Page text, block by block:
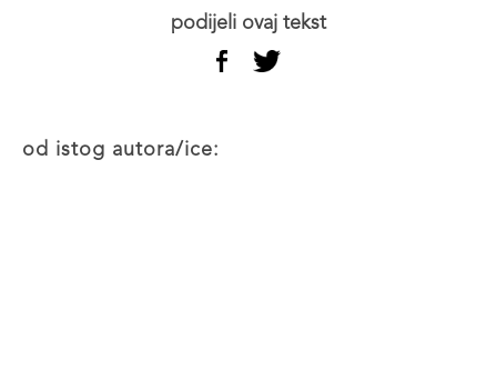
podijeli ovaj tekst
od istog autora/ice: